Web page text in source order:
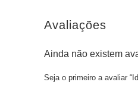
Avaliações
Ainda não existem
Seja o primeiro a avaliar